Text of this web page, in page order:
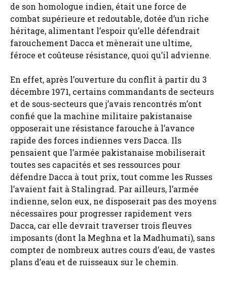
de son homologue indien, était une force de
combat supérieure et redoutable, dotée d’un riche
héritage, alimentant l’espoir qu’elle défendrait
farouchement Dacca et mènerait une ultime,
féroce et coûteuse résistance, quoi qu’il advienne.
En effet, après l’ouverture du conflit à partir du 3
décembre 1971, certains commandants de secteurs
et de sous-secteurs que j’avais rencontrés m’ont
confié que la machine militaire pakistanaise
opposerait une résistance farouche à l’avance
rapide des forces indiennes vers Dacca. Ils
pensaient que l’armée pakistanaise mobiliserait
toutes ses capacités et ses ressources pour
défendre Dacca à tout prix, tout comme les Russes
l’avaient fait à Stalingrad. Par ailleurs, l’armée
indienne, selon eux, ne disposerait pas des moyens
nécessaires pour progresser rapidement vers
Dacca, car elle devrait traverser trois fleuves
imposants (dont la Meghna et la Madhumati), sans
compter de nombreux autres cours d’eau, de vastes
plans d’eau et de ruisseaux sur le chemin.